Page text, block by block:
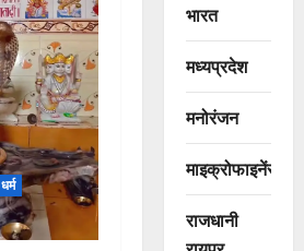
धर्म
भारत
मध्यप्रदेश
मनोरंजन
माइक्रोफाइनेंस
राजधानी